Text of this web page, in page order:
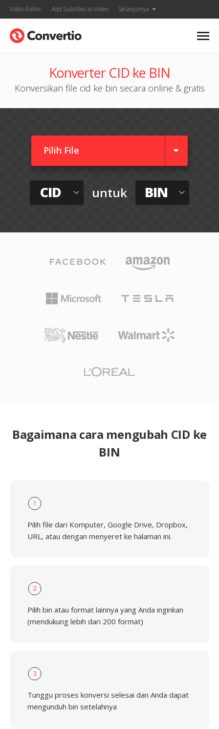
Video Editor Add Subtitles to Video Selanjutnya
Konverter CID ke BIN
Konversikan file cid ke bin secara online & gratis
Pilih File
CID untuk BIN
Bagaimana cara mengubah CID ke
BIN
1
Pilih file dari Komputer, Google Drive, Dropbox,
URL, atau dengan menyeret ke halaman ini.
2
Pilih bin atau format lainnya yang Anda inginkan
(mendukung lebih dari 200 format)
3
Tunggu proses konversi selesai dan Anda dapat
mengunduh bin setelahnya